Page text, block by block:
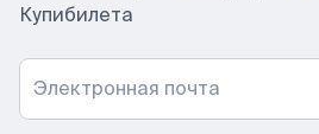
Купибилета
Электронная почта